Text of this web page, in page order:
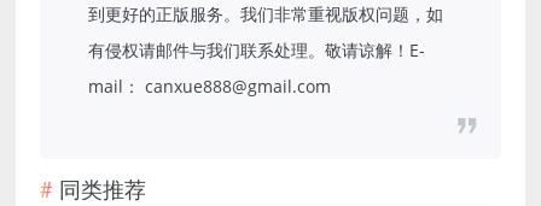
到更好的正版服务。我们非常重视版权问题，如
有侵权请邮件与我们联系处理。敬请谅解！E-
mail： canxue888@gmail.com
同类推荐